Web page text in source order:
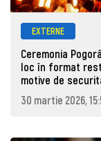
EXTERNE
Ceremonia
loc în format
motive de
30 martie 2026,